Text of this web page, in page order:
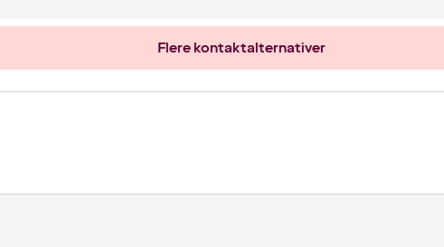
Flere kontaktalternativer